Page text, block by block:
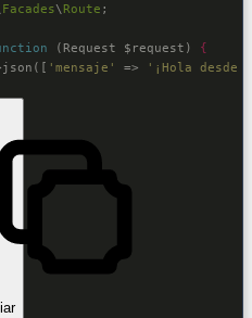
Facades\ Route ;
(Request $request )
{
'mensaje' =>
'¡Hola